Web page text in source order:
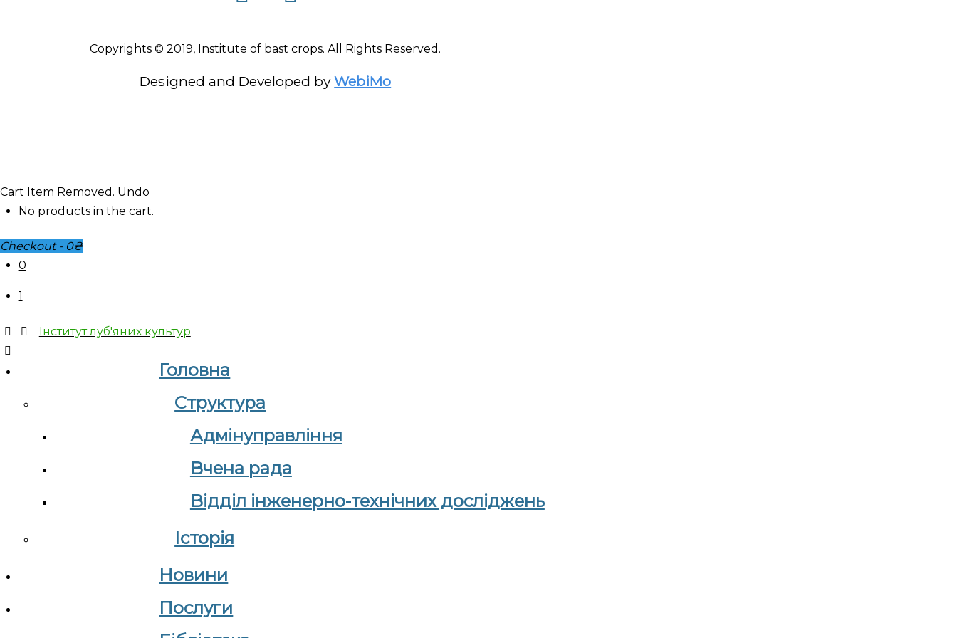
Copyrights © 2019, Institute of bast crops. All Rights Reserved.
Designed and Developed by WebiMo
Cart Item Removed. Undo
No products in the cart.
Checkout - 0₴
0
1
Інститут луб'яних культур
Головна
Структура
Адмінуправління
Вчена рада
Відділ інженерно-технічних досліджень
Історія
Новини
Послуги